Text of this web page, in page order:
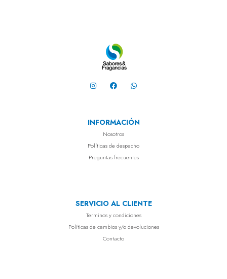
INFORMACIÓN
Nosotros
Políticas de despacho
Preguntas frecuentes
SERVICIO AL CLIENTE
Terminos y condiciones
Políticas de cambios y/o devoluciones
Contacto